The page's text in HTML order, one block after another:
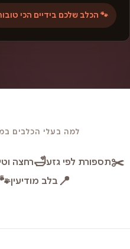
🐾 הכלב שלכם בידיים הכי
למה בעלי הכלבים
✂️תספורת לפי גזע🛁רחצה
📍 בלב מודיעין